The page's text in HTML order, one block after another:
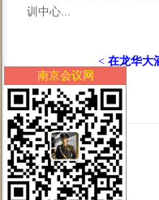
训中心...
< 在龙华大
南京会议网